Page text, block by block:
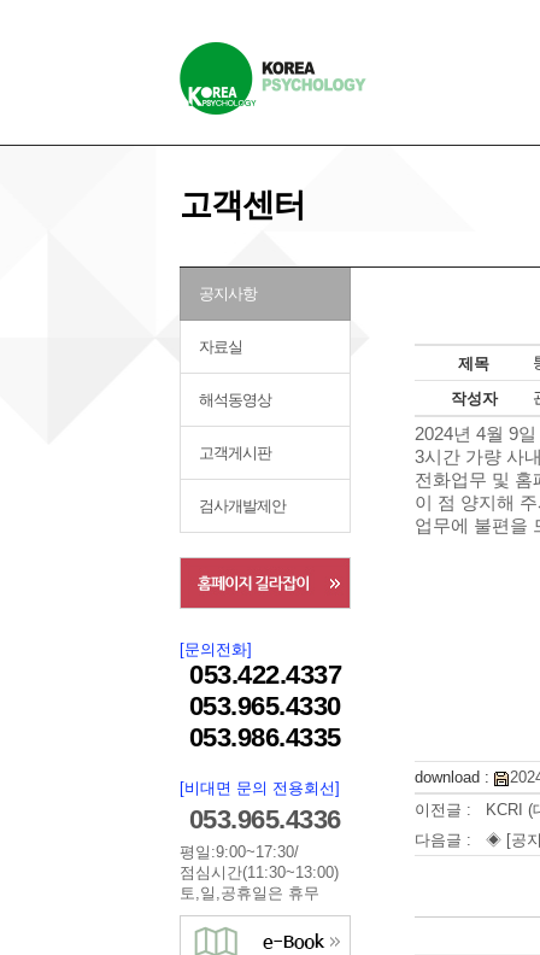
고객센터
공지사항
자료실
해석동영상
고객게시판
검사개발제안
[문의전화]
053.422.4337
053.965.4330
053.986.4335
[비대면 문의 전용회선]
053.965.4336
평일:9:00~17:30/
점심시간(11:30~13:00)
토,일,공휴일은 휴무
제목
작성자
2024년 4월 9
3시간 가량 사
전화업무 및 홈
이 점 양지해
업무에 불편을
download :
이전글 :
KCRI (
다음글 : ◈ [공